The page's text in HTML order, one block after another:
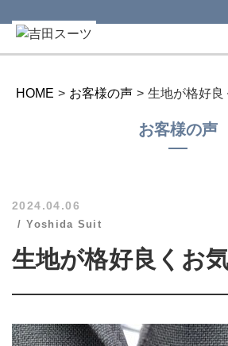
HOME > お客様の声 > 生地が格好良
お客様の声
2024.04.06
Yoshida Suit
生地が格好良くお